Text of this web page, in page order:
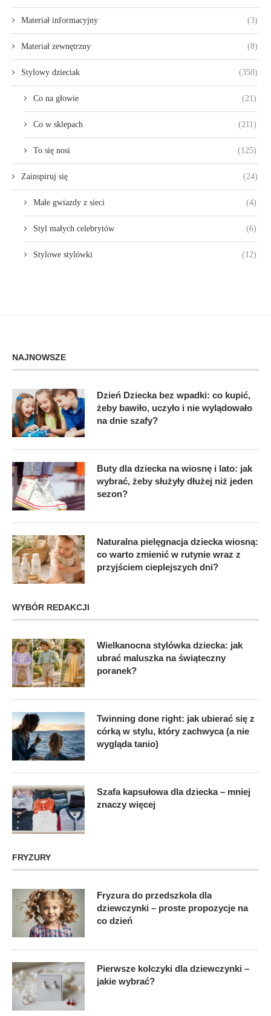
Materiał informacyjny (3)
Materiał zewnętrzny (8)
Stylowy dzieciak (350)
Co na głowie (21)
Co w sklepach (211)
To się nosi (125)
Zainspiruj się (24)
Małe gwiazdy z sieci (4)
Styl małych celebrytów (6)
Stylowe stylówki (12)
NAJNOWSZE
Dzień Dziecka bez wpadki: co kupić,
żeby bawiło, uczyło i nie wylądowało
na dnie szafy?
Buty dla dziecka na wiosnę i lato: jak
wybrać, żeby służyły dłużej niż jeden
sezon?
Naturalna pielęgnacja dziecka wiosną:
co warto zmienić w rutynie wraz z
przyjściem cieplejszych dni?
WYBÓR REDAKCJI
Wielkanocna stylówka dziecka: jak
ubrać maluszka na świąteczny
poranek?
Twinning done right: jak ubierać się z
córką w stylu, który zachwyca (a nie
wygląda tanio)
Szafa kapsułowa dla dziecka – mniej
znaczy więcej
FRYZURY
Fryzura do przedszkola dla
dziewczynki – proste propozycje na
co dzień
Pierwsze kolczyki dla dziewczynki –
jakie wybrać?